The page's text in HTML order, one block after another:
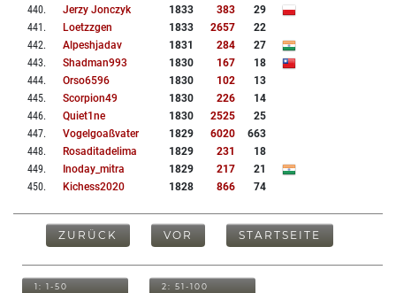
440. Jerzy Jonczyk 1833 383
29
441 . Loetzzgen 1833 2657
22
442. Alpeshjadav 1831 284
27
443. Shadman993 1830 167
18
444. Orso6596 1830 102
13
445. Scorpion49 1830 226
14
446. Quiet1ne 1830 2525
25
447. Vogelgoaßvater 1829 6020
663
448. Rosaditadelima 1829 231
18
449. Inoday_mitra 1829 217
21
450. Kichess2020 1828 866 74
ZURÜCK VOR STARTSEITE
1: 1-50 2: 51-100